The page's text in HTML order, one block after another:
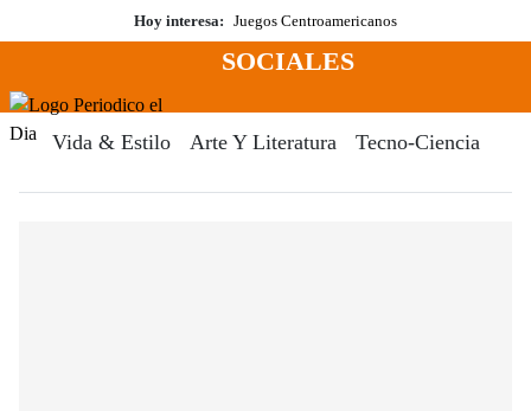
al
Hoy interesa: Juegos Centroamericanos
Menú
SOCIALES
Vida & Estilo Arte Y Literatura Tecno-Ciencia